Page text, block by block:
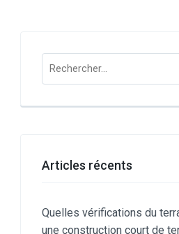
Rechercher :
Articles récents
Quelles vérifications du
une construction court de